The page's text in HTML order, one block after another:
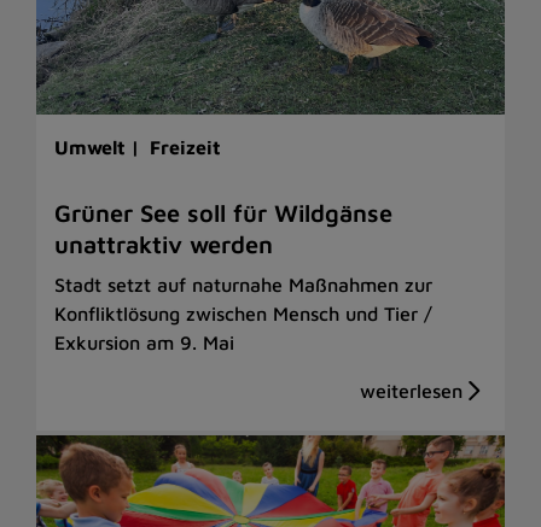
Umwelt | Freizeit
Grüner See soll für Wildgänse
unattraktiv werden
Stadt setzt auf naturnahe Maßnahmen zur
Konfliktlösung zwischen Mensch und Tier /
Exkursion am 9. Mai